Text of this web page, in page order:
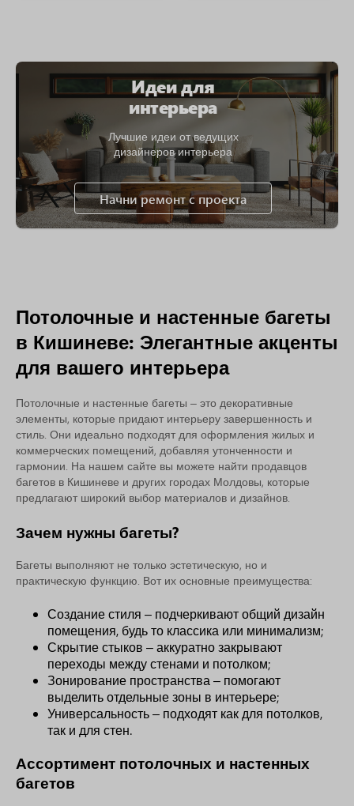
Идеи для
интерьера
Лучшие идеи от ведущих
дизайнеров интерьера
Начни ремонт с проекта
Потолочные и настенные багеты
в Кишиневе: Элегантные акценты
для вашего интерьера
Потолочные и настенные багеты – это декоративные
элементы, которые придают интерьеру завершенность и
стиль. Они идеально подходят для оформления жилых и
коммерческих помещений, добавляя утонченности и
гармонии. На нашем сайте вы можете найти продавцов
багетов в Кишиневе и других городах Молдовы, которые
предлагают широкий выбор материалов и дизайнов.
Зачем нужны багеты?
Багеты выполняют не только эстетическую, но и
практическую функцию. Вот их основные преимущества:
Создание стиля – подчеркивают общий дизайн
помещения, будь то классика или минимализм;
Скрытие стыков – аккуратно закрывают
переходы между стенами и потолком;
Зонирование пространства – помогают
выделить отдельные зоны в интерьере;
Универсальность – подходят как для потолков,
так и для стен.
Ассортимент потолочных и настенных
багетов